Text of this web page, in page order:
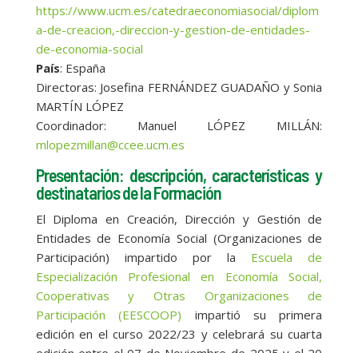
https://www.ucm.es/catedraeconomiasocial/diplom
a-de-creacion,-direccion-y-gestion-de-entidades-
de-economia-social
País: España
Directoras: Josefina FERNÁNDEZ GUADAÑO y Sonia
MARTÍN LÓPEZ
Coordinador: Manuel LÓPEZ MILLÁN:
mlopezmillan@ccee.ucm.es
Presentación: descripción, características y
destinatarios de la Formación
El Diploma en Creación, Dirección y Gestión de
Entidades de Economía Social (Organizaciones de
Participación) impartido por la Escuela de
Especialización Profesional en Economía Social,
Cooperativas y Otras Organizaciones de
Participación (EESCOOP) impartió su primera
edición en el curso 2022/23 y celebrará su cuarta